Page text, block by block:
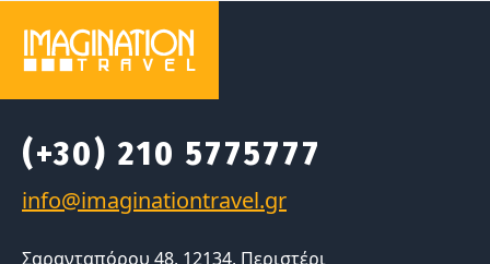
(+30) 210 5775777
Σαρανταπόρου 48, 12134, Περιστέρι